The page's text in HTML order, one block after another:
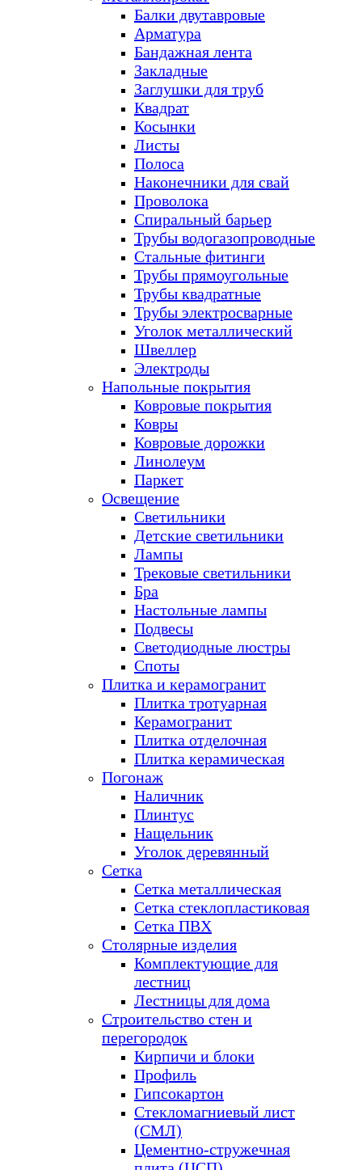
Балки двутавровые
Арматура
Бандажная лента
Закладные
Заглушки для труб
Квадрат
Косынки
Листы
Полоса
Наконечники для свай
Проволока
Спиральный барьер
Трубы водогазопроводные
Стальные фитинги
Трубы прямоугольные
Трубы квадратные
Трубы электросварные
Уголок металлический
Швеллер
Электроды
Напольные покрытия
Ковровые покрытия
Ковры
Ковровые дорожки
Линолеум
Паркет
Освещение
Светильники
Детские светильники
Лампы
Трековые светильники
Бра
Настольные лампы
Подвесы
Светодиодные люстры
Споты
Плитка и керамогранит
Плитка тротуарная
Керамогранит
Плитка отделочная
Плитка керамическая
Погонаж
Наличник
Плинтус
Нащельник
Уголок деревянный
Сетка
Сетка металлическая
Сетка стеклопластиковая
Сетка ПВХ
Столярные изделия
Комплектующие для
лестниц
Лестницы для дома
Строительство стен и
перегородок
Кирпичи и блоки
Профиль
Гипсокартон
Стекломагниевый лист
(СМЛ)
Цементно-стружечная